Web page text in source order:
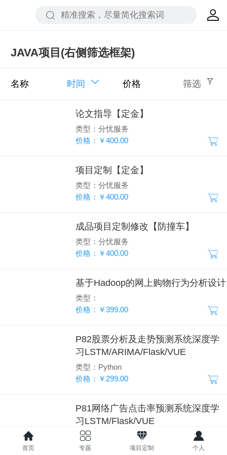
JAVA项目(右侧筛选框架)
名称 时间 价格 筛选
论文指导【定金】
类型：分忧服务
价格：￥400.00
项目定制【定金】
类型：分忧服务
价格：￥400.00
成品项目定制修改【防撞车】
类型：分忧服务
价格：￥400.00
基于Hadoop的网上购物行为分析设计
类型：
价格：￥399.00
P82股票分析及走势预测系统深度学
习LSTM/ARIMA/Flask/VUE
类型：Python
价格：￥299.00
P81网络广告点击率预测系统深度学
习LSTM/Flask/VUE
类型：Python
价格：￥299.00
首页 专题 项目定制 个人